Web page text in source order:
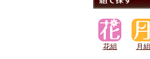
花組 月組